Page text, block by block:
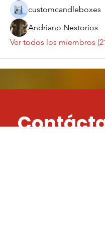
customcandleboxes
Andriano Nestorios
Ver todos los miembros